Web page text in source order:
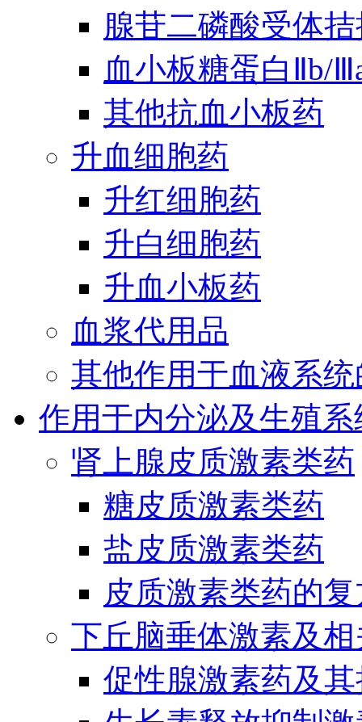
腺苷二磷酸受体
血小板糖蛋白Ⅱb/
其他抗血小板药
升血细胞药
升红细胞药
升白细胞药
升血小板药
血浆代用品
其他作用于血液系
作用于内分泌及生殖
肾上腺皮质激素类药
糖皮质激素类药
盐皮质激素类药
皮质激素类药的
下丘脑垂体激素及
促性腺激素药及